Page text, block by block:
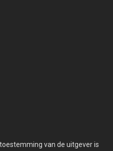
van de uitgever is